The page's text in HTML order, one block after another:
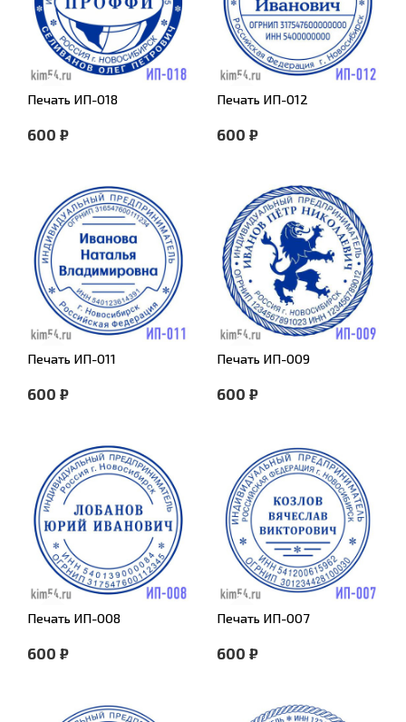
Печать ИП-018
600 ₽
Печать ИП-012
600 ₽
Печать ИП-011
600 ₽
Печать ИП-009
600 ₽
Печать ИП-008
600 ₽
Печать ИП-007
600 ₽